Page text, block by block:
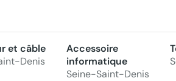
et câble
Denis
Accessoire
informatique
Seine-Saint-Denis